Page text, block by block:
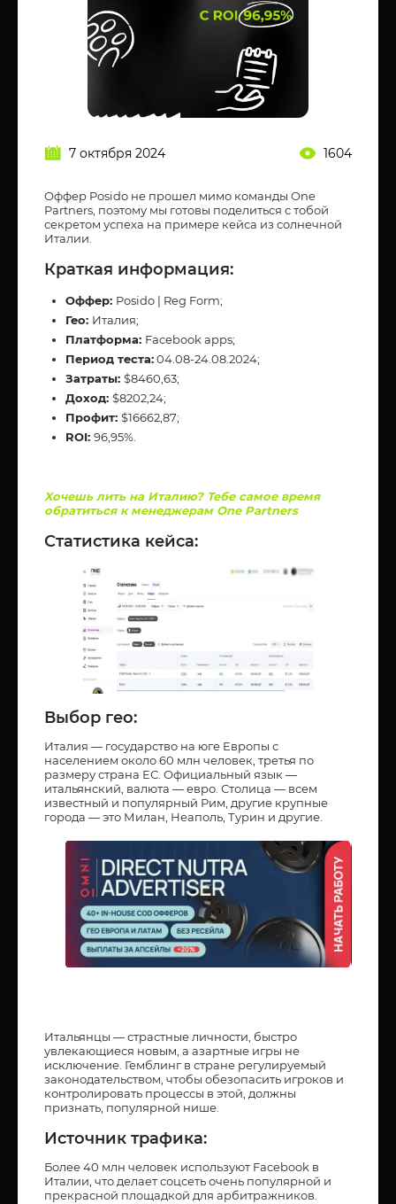
7 октября 2024 1604
Оффер Posido не прошел мимо команды One
Partners, поэтому мы готовы поделиться с тобой
секретом успеха на примере кейса из солнечной
Италии.
Краткая информация:
Оффер: Posido | Reg Form;
Гео: Италия;
Платформа: Facebook apps;
Период теста:04.08-24.08.2024;
Затраты: $8460,63;
Доход: $8202,24;
Профит: $16662,87;
ROI: 96,95%.
Хочешь лить на Италию? Тебе самое время
обратиться к менеджерам One Partners
Статистика кейса:
Выбор гео:
Италия — государство на юге Европы с
населением около 60 млн человек, третья по
размеру страна ЕС. Официальный язык —
итальянский, валюта — евро. Столица — всем
известный и популярный Рим, другие крупные
города — это Милан, Неаполь, Турин и другие.
Итальянцы — страстные личности, быстро
увлекающиеся новым, а азартные игры не
исключение. Гемблинг в стране регулируемый
законодательством, чтобы обезопасить игроков и
контролировать процессы в этой, должны
признать, популярной нише.
Источник трафика:
Более 40 млн человек используют Facebook в
Италии, что делает соцсеть очень популярной и
прекрасной площадкой для арбитражников.